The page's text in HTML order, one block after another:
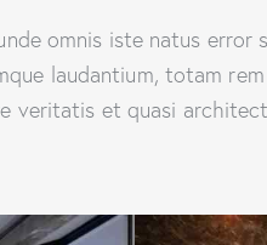
omnis iste natus error
laudantium, totam
veritatis et quasi